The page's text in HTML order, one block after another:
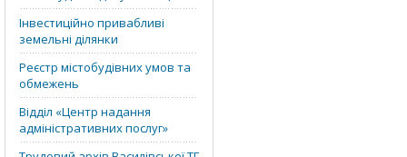
Інвестиційно привабливі
земельні ділянки
Реєстр містобудівних умов та
обмежень
Відділ «‎Центр надання
адміністративних послуг»